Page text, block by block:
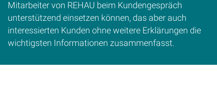
Mitarbeiter von REHAU beim Kundengespräch
unterstützend einsetzen können, das aber auch
interessierten Kunden ohne weitere Erklärungen die
wichtigsten Informationen zusammenfasst.